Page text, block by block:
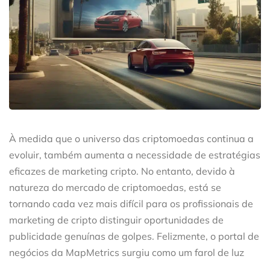
À medida que o universo das criptomoedas continua a
evoluir, também aumenta a necessidade de estratégias
eficazes de marketing cripto. No entanto, devido à
natureza do mercado de criptomoedas, está se
tornando cada vez mais difícil para os profissionais de
marketing de cripto distinguir oportunidades de
publicidade genuínas de golpes. Felizmente, o portal de
negócios da MapMetrics surgiu como um farol de luz